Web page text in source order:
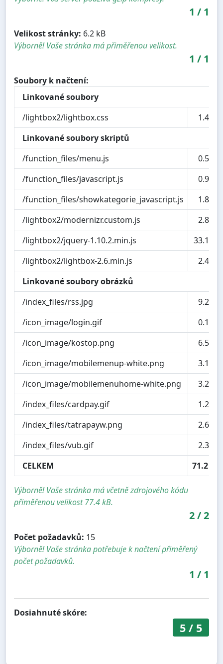
1 / 1
Velikost stránky: 6.2 kB
Výborně! Vaše stránka má přiměřenou velikost.
1 / 1
Soubory k načtení:
Linkované soubory
/lightbox2/lightbox.css
1.4 kB
Linkované soubory skriptů
/function_files/menu.js
0.5 kB
/function_files/javascript.js
0.9 kB
/function_files/showkategorie_javascript.js
1.8 kB
/lightbox2/modernizr.custom.js
2.8 kB
/lightbox2/jquery-1.10.2.min.js
33.1 kB
/lightbox2/lightbox-2.6.min.js
2.4 kB
Linkované soubory obrázků
/index_files/rss.jpg
9.2 kB
/icon_image/login.gif
0.1 kB
/icon_image/kostop.png
6.5 kB
/icon_image/mobilemenup-white.png
3.1 kB
/icon_image/mobilemenuhome-white.png
3.2 kB
/index_files/cardpay.gif
1.2 kB
/index_files/tatrapayw.png
2.6 kB
/index_files/vub.gif
2.3 kB
CELKEM
71.2 kB
Výborně! Vaše stránka má včetně zdrojového kódu
přiměřenou velikost 77.4 kB.
2/2
Počet požadavků: 15
Výborně! Vaše stránka potřebuje k načtení přiměřený
počet požadavků.
1 / 1
Dosiahnuté skóre:
5/ 5